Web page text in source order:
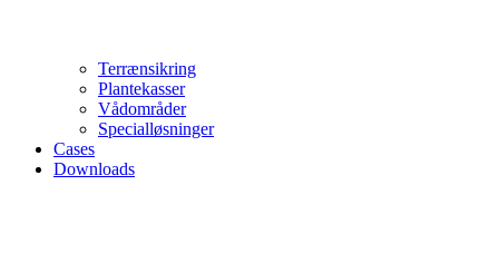
Terrænsikring
Plantekasser
Vådområder
Specialløsninger
Cases
Downloads